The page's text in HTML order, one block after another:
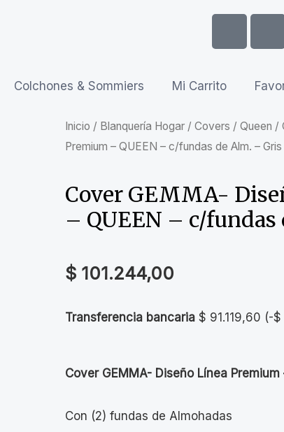
Colchones & Sommiers Mi Carrito
Inicio / Blanquería Hogar / Covers / Queen /
Premium – QUEEN – c/fundas de Alm. – Gris
Cover GEMMA-
– QUEEN – c/
$ 101.244,00
Transferencia bancaria $ 91.119,60 (-$
Cover GEMMA- Diseño Línea Premium
Con (2) fundas de Almohadas